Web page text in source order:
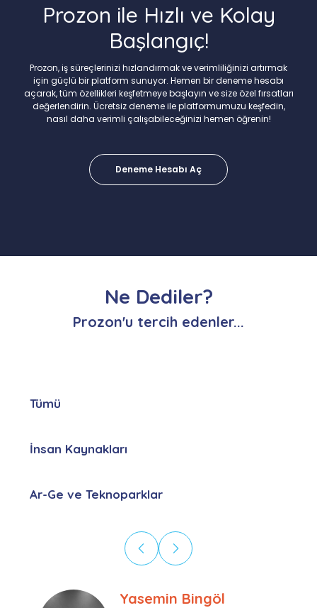
Prozon ile Hızlı ve Kolay
Başlangıç!
Prozon, iş süreçlerinizi hızlandırmak ve verimliliğinizi artırmak
için güçlü bir platform sunuyor. Hemen bir deneme hesabı
açarak, tüm özellikleri keşfetmeye başlayın ve size özel fırsatları
değerlendirin. Ücretsiz deneme ile platformumuzu keşfedin,
nasıl daha verimli çalışabileceğinizi hemen öğrenin!
Deneme Hesabı Aç
Ne Dediler?
Prozon'u tercih edenler...
Tümü
İnsan Kaynakları
Ar-Ge ve Teknoparklar
Ebru Kural